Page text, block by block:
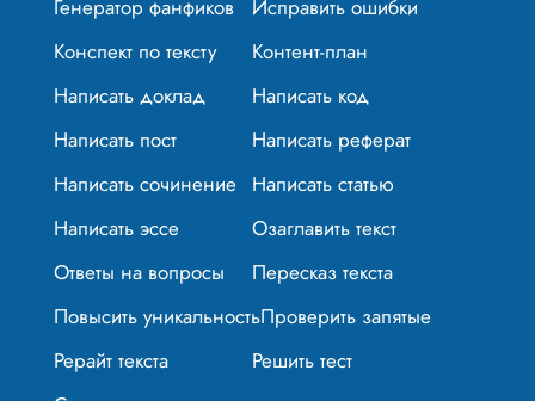
Генератор фанфиков
Исправить ошибки
Конспект по тексту
Контент-план
Написать доклад
Написать код
Написать пост
Написать реферат
Написать сочинение Написать статью
Написать эссе
Озаглавить текст
Ответы на вопросы
Пересказ текста
Повысить уникальностьПроверить запятые
Рерайт текста
Решить тест